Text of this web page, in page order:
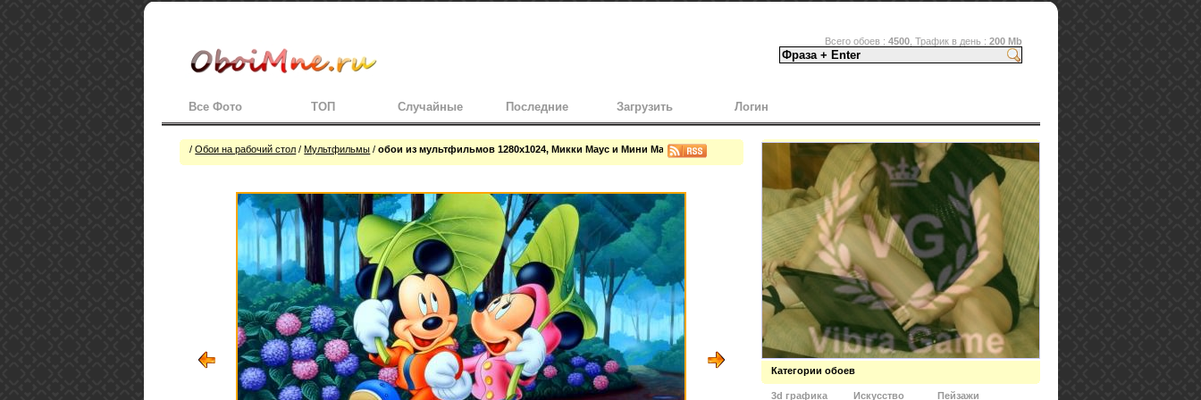
Всего обоев : 4500 , Трафик в день : 200 Mb
Все Фото ТОП Случайные Последние Загрузить Логин
/Обои на рабочий стол / Мультфильмы /обои из мультфильмов 1280x1024, Микки Маус и Мини Маус
Категории обоев
3d графика
Искусство
Пейзажи